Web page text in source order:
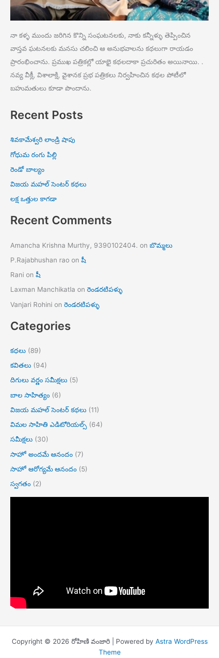
నా కళ్ళ ముందు జరిగిన కొన్ని సంఘటనలకు, నాకు కన్నీళ్ళు తెప్పించిన
వాస్తవ ఘటనలకు మనసు చలించి ఆ అనుభవాలను కథలుగా రాయడం
ప్రారంభించాను. ప్రముఖ పత్రికల్లో యాభై కథలదాకా ప్రచురితం అయినాయి. .
నవ్య వీక్లీ, విశాలాక్షి, వైశానక ప్రభ పత్రికలు నిర్వహించిన కథల పోటీలో
బహుమతులు కూడా పొందాను.
Recent Posts
శివకామేశ్వరి లాండ్రి షాపు
గోధుమ రంగు పిల్లి
రెండో బాల్యం
విజయ మహల్ సెంటర్ కథలు
లక్ష ఒత్తుల కాగడా
Recent Comments
Amancha Krishna Murthy, 9390102404. onబొమ్మలు
P.Rajabhushan rao onషీ
Rani onషీ
Laxman Manchikatla onరెండరటిపళ్ళు
Vanjari Rohini onరెండరటిపళ్ళు
Categories
కధలు (89)
కవితలు (94)
దిగులు వర్ణం సమీక్షలు (5)
బాల సాహిత్యం (6)
విజయ మహల్ సెంటర్ కథలు (11)
విమల సాహితి ఎడిటోరియల్స్ (64)
సమీక్షలు (30)
సాహో అందమే ఆనందం (7)
సాహో ఆరోగ్యమే ఆనందం (5)
స్వగతం (2)
Copyright © 2026 రోహిణి వంజారి | Powered by Astra WordPress
Theme